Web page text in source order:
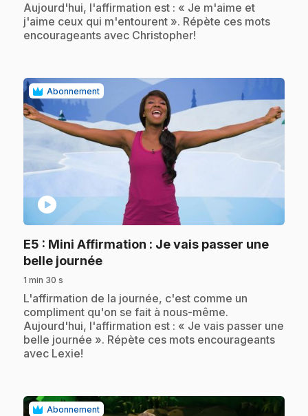
Aujourd'hui, l'affirmation est : « Je m'aime et
j'aime ceux qui m'entourent ». Répète ces mots
encourageants avec Christopher!
Abonnement
play_circle
E5 : Mini Affirmation : Je vais passer une
belle journée.
1 min 30 s
.L'affirmation de la journée, c'est comme un
compliment qu'on se fait à nous-même.
Aujourd'hui, l'affirmation est : « Je vais passer une
belle journée ». Répète ces mots encourageants
avec Lexie!
Abonnement